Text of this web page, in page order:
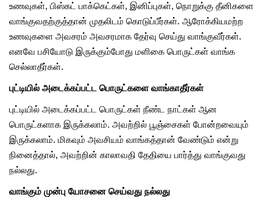
உணவுகள், பிஸ்கட் பாக்கெட்கள், இனிப்புகள், நொறுக்கு தீனிகளை
வாங்குவதற்குத்தான் முதலிடம் கொடுப்பீர்கள். ஆரோக்கியமற்ற
உணவுகளை அவசரம் அவசரமாக தேர்வு செய்து வாங்குவீர்கள்.
எனவே பசியோடு இருக்கும்போது மளிகை பொருட்கள் வாங்க
செல்லாதீர்கள்.
புட்டியில் அடைக்கப்பட்ட பொருட்களை வாங்காதீர்கள்
புட்டியில் அடைக்கப்பட்ட பொருட்கள் நீண்ட நாட்கள் ஆன
பொருட்களாக இருக்கலாம். அவற்றில் பூஞ்சைகள் போன்றவையும்
இருக்கலாம். மிகவும் அவசியம் வாங்கத்தான் வேண்டும் என்று
நினைத்தால், அவற்றின் காலாவதி தேதியை பார்த்து வாங்குவது
நல்லது.
வாங்கும் முன்பு யோசனை செய்வது நல்லது